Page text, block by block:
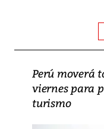
Perú moverá
viernes para
turismo